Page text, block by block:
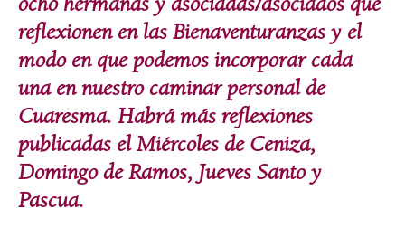
reflexionen en las Bienaventuranzas y el
modo en que podemos incorporar cada
una en nuestro caminar personal de
Cuaresma. Habrá más reflexiones
publicadas el Miércoles de Ceniza,
Domingo de Ramos, Jueves Santo y
Pascua.